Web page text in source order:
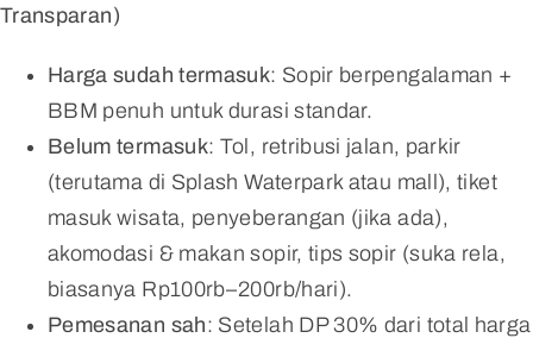
Transparan)
Harga sudah termasuk: Sopir berpengalaman +
BBM penuh untuk durasi standar.
Belum termasuk: Tol, retribusi jalan, parkir
(terutama di Splash Waterpark atau mall), tiket
masuk wisata, penyeberangan (jika ada),
akomodasi & makan sopir, tips sopir (suka rela,
biasanya Rp100rb–200rb/hari).
Pemesanan sah: Setelah DP 30% dari total harga